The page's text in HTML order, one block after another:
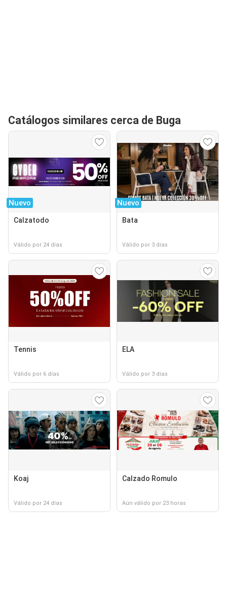
Catálogos similares cerca de Buga
Nuevo
Calzatodo
Válido por 24 días
Nuevo
Bata
Válido por 3 días
Tennis
Válido por 6 días
ELA
Válido por 3 días
Koaj
Válido por 24 días
Calzado Romulo
Aún válido por 23 horas